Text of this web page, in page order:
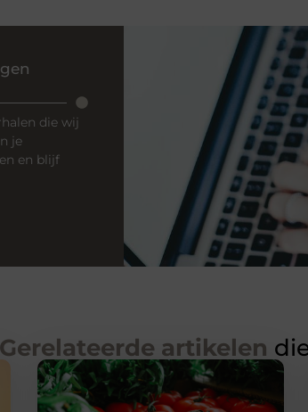
die wij
je
en blijf
Gerelateerde artikelen